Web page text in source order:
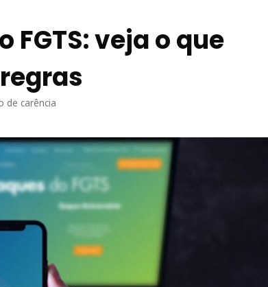
veja o que
de carência